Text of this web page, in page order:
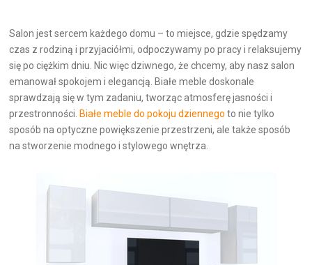
Salon jest sercem każdego domu – to miejsce, gdzie spędzamy
czas z rodziną i przyjaciółmi, odpoczywamy po pracy i relaksujemy
się po ciężkim dniu. Nic więc dziwnego, że chcemy, aby nasz salon
emanował spokojem i elegancją. Białe meble doskonale
sprawdzają się w tym zadaniu, tworząc atmosferę jasności i
przestronności. Białe meble do pokoju dziennego to nie tylko
sposób na optyczne powiększenie przestrzeni, ale także sposób
na stworzenie modnego i stylowego wnętrza.